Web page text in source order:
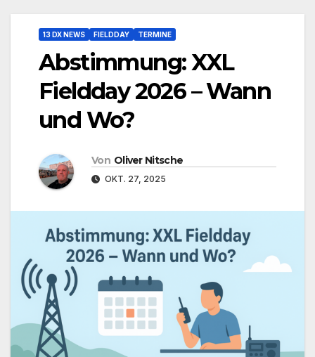
13 DX NEWS FIELDDAY TERMINE
Abstimmung: XXL
Fieldday 2026 – Wann
und Wo?
Von Oliver Nitsche
OKT. 27, 2025